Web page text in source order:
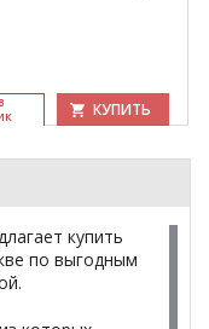
КУПИТЬ
купить
по выгодным